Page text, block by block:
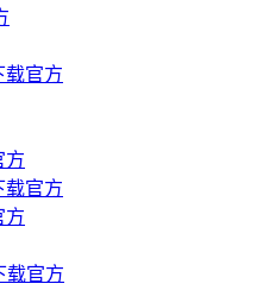
载官方
方
载官方
方
载官方